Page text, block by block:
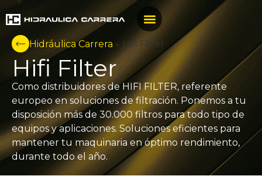
Hidráulica Carrera » Hifi Filter
Hifi Filter
Como distribuidores de HIFI FILTER, referente
europeo en soluciones de filtración. Ponemos a tu
disposición más de 30.000 filtros para todo tipo de
equipos y aplicaciones. Soluciones eficientes para
mantener tu maquinaria en óptimo rendimiento,
durante todo el año.